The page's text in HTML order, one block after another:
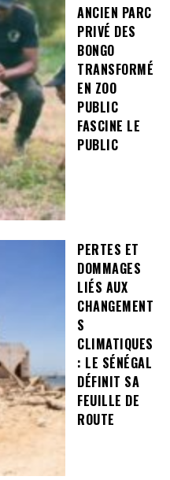
ANCIEN PARC
PRIVÉ DES
BONGO
TRANSFORMÉ
EN ZOO
PUBLIC
FASCINE LE
PUBLIC
PERTES ET
DOMMAGES
LIÉS AUX
CHANGEMENT
S
CLIMATIQUES
: LE SÉNÉGAL
DÉFINIT SA
FEUILLE DE
ROUTE